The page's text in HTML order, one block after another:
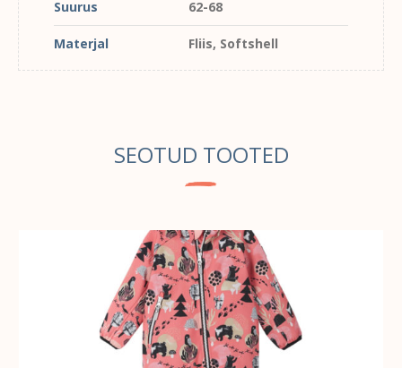
Suurus 62-68
Materjal Fliis, Softshell
SEOTUD TOOTED